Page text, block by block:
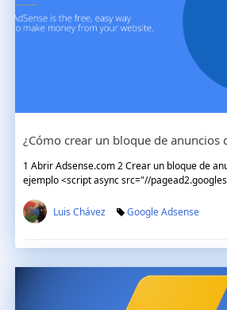
1 Abrir Adsense.com 2 Crear un bloque de
ejemplo <script async src="//
Luis Chávez Google Adsense